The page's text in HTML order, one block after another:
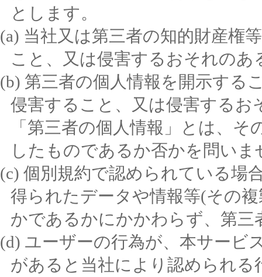
とします。
当社又は第三者の知的財産権
こと、又は侵害するおそれのあ
第三者の個人情報を開示する
侵害すること、又は侵害するお
「第三者の個人情報」とは、
したものであるか否かを問いま
個別規約で認められている場
得られたデータや情報等(その
かであるかにかかわらず、第三
ユーザーの行為が、本サービ
があると当社により認められる